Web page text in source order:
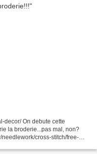
decor/ On debute cette
la broderie...pas mal, non?
needlework/cross-stitch/free-